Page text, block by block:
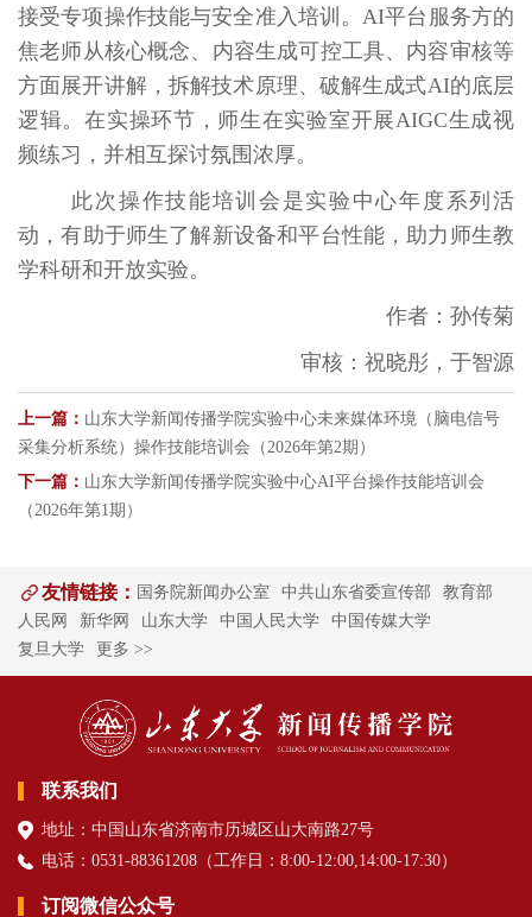
接受专项操作技能与安全准入培训。AI平台服务方的
焦老师从核心概念、内容生成可控工具、内容审核等
方面展开讲解，拆解技术原理、破解生成式AI的底层
逻辑。在实操环节，师生在实验室开展AIGC生成视
频练习，并相互探讨氛围浓厚。
此次操作技能培训会是实验中心年度系列活
动，有助于师生了解新设备和平台性能，助力师生教
学科研和开放实验。
作者：孙传菊
审核：祝晓彤，于智源
上一篇： 山东大学新闻传播学院实验中心未来媒体环境（脑电信号
采集分析系统）操作技能培训会（2026年第2期）
下一篇： 山东大学新闻传播学院实验中心AI平台操作技能培训会
（2026年第1期）
友情链接： 国务院新闻办公室 中共山东省委宣传部
教育部
人民网
新华网 山东大学 中国人民大学
中国传媒大学
复旦大学
更多 >>
联系我们
地址：中国山东省济南市历城区山大南路27号
电话：0531-88361208（工作日 ：8:00-12:00,14:00-17:30）
订阅微信公众号